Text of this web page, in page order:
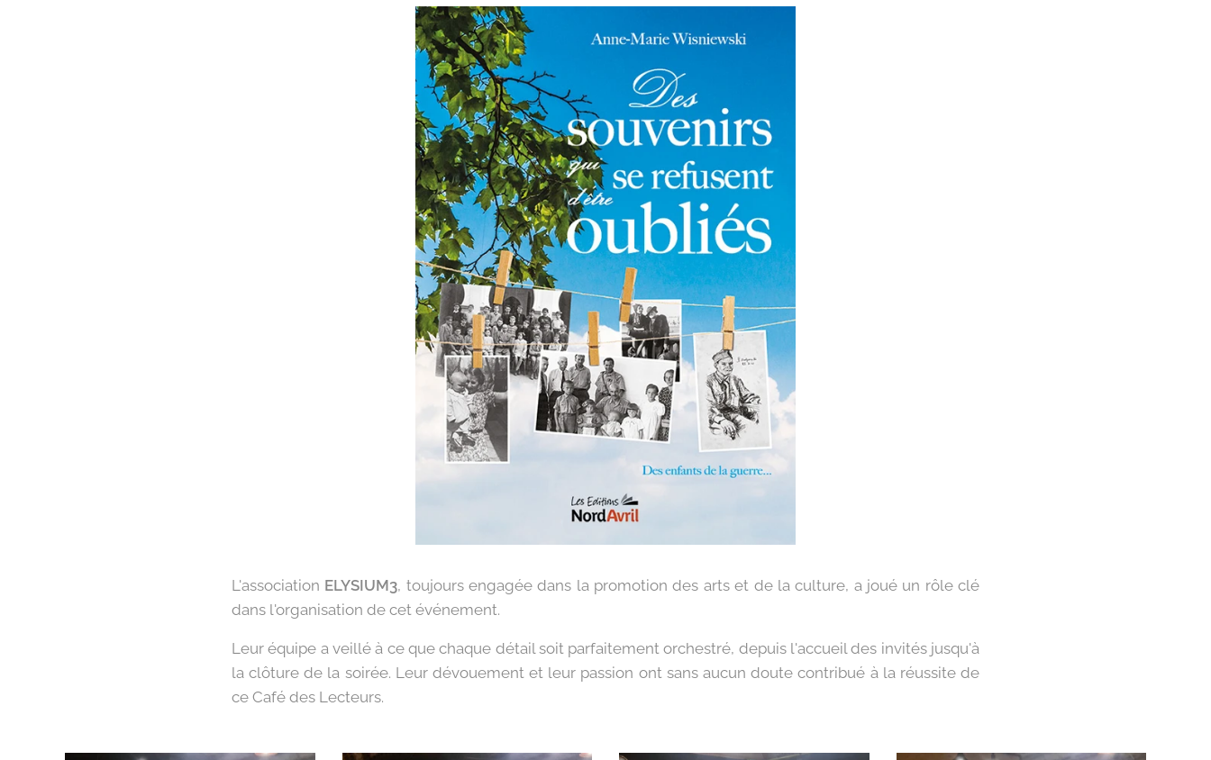
L'association ELYSIUM3, toujours engagée dans la promotion des arts et de la culture, a joué un rôle clé
dans l'organisation de cet événement.
Leur équipe a veillé à ce que chaque détail soit parfaitement orchestré, depuis l'accueil des invités jusqu'à
la clôture de la soirée. Leur dévouement et leur passion ont sans aucun doute contribué à la réussite de
ce Café des Lecteurs.